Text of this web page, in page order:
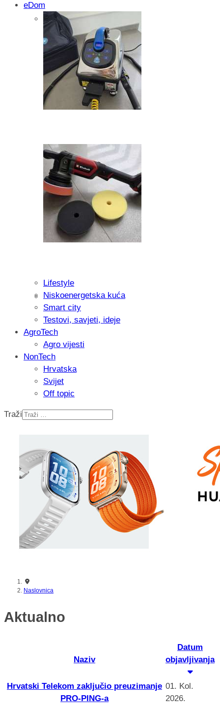
Isprobali smo: SparkShare BoxEV –
funkcionalnost i jednostavnost
Zašto dolazi do kristalizacije AdBlue
eDom
Isprobali smo: Thermostar
Lifestyle
Niskoenergetska kuća
Smart city
Testovi, savjeti, ideje
AgroTech
Agro vijesti
NonTech
Hrvatska
Svijet
Off topic
Traži
Naslovnica
Aktualno
Naziv
Datum
objavljivanja
Hrvatski Telekom zaključio preuzimanje
PRO-PING-a
01. Kol.
2026.